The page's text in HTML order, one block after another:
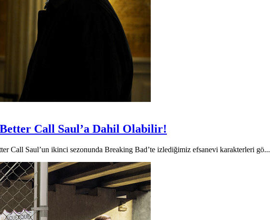
Call Saul’a Dahil Olabilir!
Call Saul’un ikinci sezonunda Breaking Bad’te izlediğimiz efsanevi karakterleri gö...